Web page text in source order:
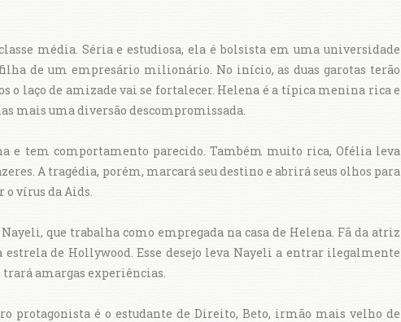
média. Séria e estudiosa, ela é bolsista em uma universidade
de um empresário milionário. No início, as duas garotas terão
o laço de amizade vai se fortalecer. Helena é a típica menina rica e
mais uma diversão descompromissada.
e tem comportamento parecido. Também muito rica, Ofélia leva
A tragédia, porém, marcará seu destino e abrirá seus olhos para
vírus da Aids.
que trabalha como empregada na casa de Helena. Fã da atriz
estrela de Hollywood. Esse desejo leva Nayeli a entrar ilegalmente
trará amargas experiências.
protagonista é o estudante de Direito, Beto, irmão mais velho de